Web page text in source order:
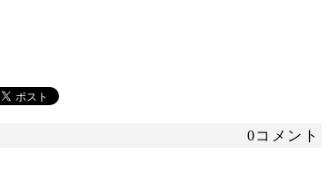
0コメント